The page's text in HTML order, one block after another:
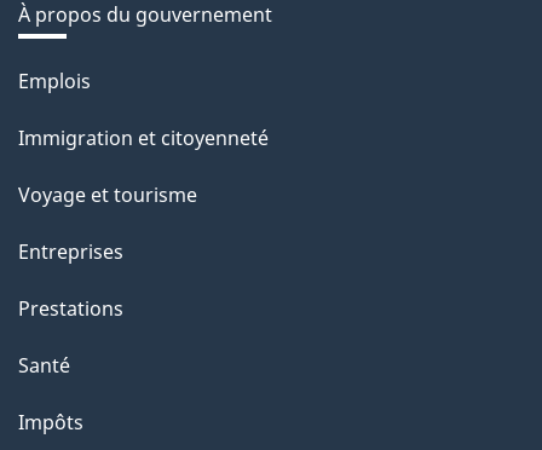
À propos du gouvernement
Thèmes
sujets
Emplois
Immigration et citoyenneté
Voyage et tourisme
Entreprises
Prestations
Santé
Impôts